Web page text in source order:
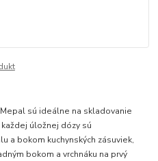
sú ideálne na skladovanie
úložnej dózy sú
a bokom kuchynských zásuviek,
bokom a vrchnáku na prvý